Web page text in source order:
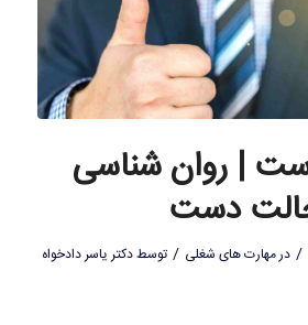
| روان شناسی
دست
/ درمهارت های شغلی / توسطدکتر یاسر دادخواه